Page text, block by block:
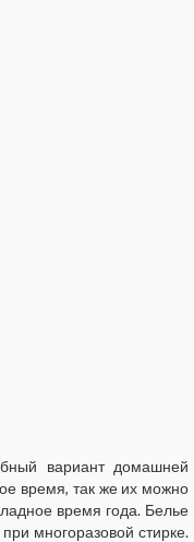
вариант домашней
время, так же их можно
время года. Белье
многоразовой стирке.